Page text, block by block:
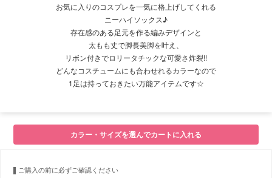
お気に入りのコスプレを一気に格上げしてくれる
ニーハイソックス♪
存在感のある足元を作る編みデザインと
太もも丈で脚長美脚を叶え、
リボン付きでロリータチックな可愛さ炸裂!!
どんなコスチュームにも合わせれるカラーなので
1足は持っておきたい万能アイテムです☆
カラー・サイズを選んでカートに入れる
ご購入の前に必ずご確認ください